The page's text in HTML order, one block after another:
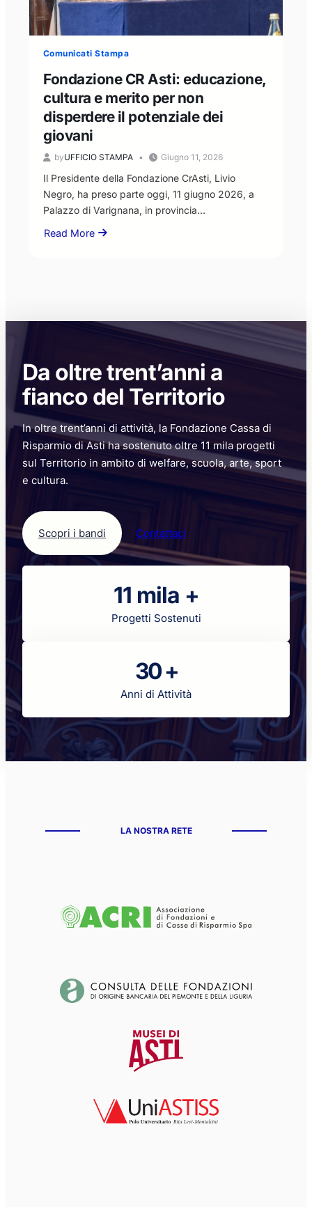
Popolo:
“disponibilità
confronto,
ma
nel
rispetto
dei
ruoli
istituzionali”
Comunicati Stampa
Fondazione CR Asti: educazione,
cultura e merito per non
disperdere il potenziale dei
giovani
byUFFICIO STAMPA Giugno 11, 2026
Il Presidente della Fondazione CrAsti, Livio
Negro, ha preso parte oggi, 11 giugno 2026, a
Palazzo di Varignana, in provincia…
Read More
about
non
il
dei
giovani
Da oltre trent’anni a
fianco del Territorio
In oltre trent’anni di attività, la Fondazione Cassa di
Risparmio di Asti ha sostenuto oltre 11 mila progetti
sul Territorio in ambito di welfare, scuola, arte, sport
e cultura.
Scopri i bandi Contattaci
11 mila +
Progetti Sostenuti
30 +
Anni di Attività
LA NOSTRA RETE